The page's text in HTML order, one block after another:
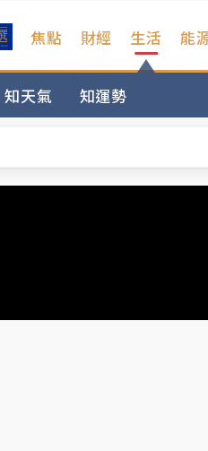
焦點 財經 生活
知天氣 知運勢
能
「好事多磨」
2個月低
災損最多